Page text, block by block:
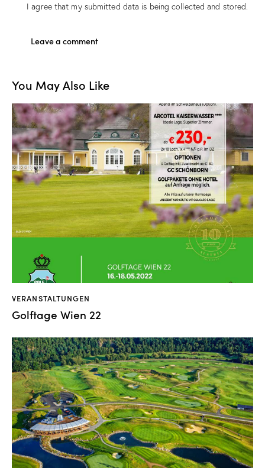
I agree that my submitted data is being collected and stored.
You May Also Like
VERANSTALTUNGEN
Golftage Wien 22